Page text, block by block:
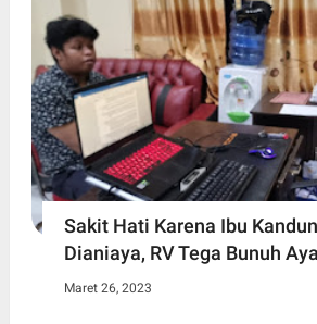
Sakit Hati Karena Ibu
Dianiaya, RV Tega Bunuh
Maret 26, 2023